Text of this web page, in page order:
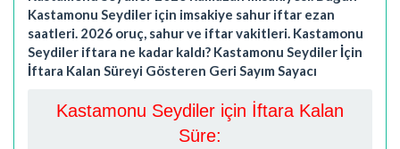
Kastamonu Seydiler için imsakiye sahur iftar ezan
saatleri. 2026 oruç, sahur ve iftar vakitleri. Kastamonu
Seydiler iftara ne kadar kaldı? Kastamonu Seydiler İçin
İftara Kalan Süreyi Gösteren Geri Sayım Sayacı
Kastamonu Seydiler için İftara Kalan
Süre: